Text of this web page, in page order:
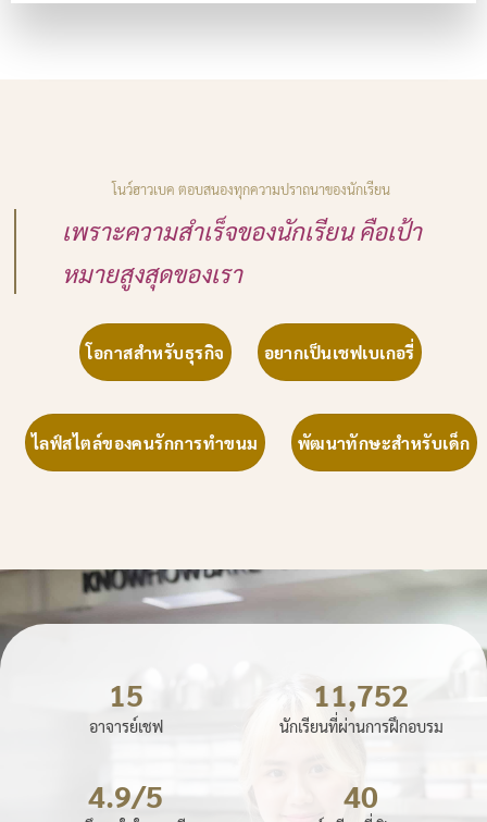
โนว์ฮาวเบค ตอบสนองทุกความปราถนาของนักเรียน
เพราะความสำเร็จของนักเรียน คือเป้า
หมายสูงสุดของเรา
โอกาสสำหรับธุรกิจ อยากเป็นเชฟเบเกอรี่
ไลฟ์สไตล์ของคนรักการทำขนม พัฒนาทักษะสำหรับเด็ก
15
อาจารย์เชฟ
11,752
นักเรียนที่ผ่านการฝึกอบรม
4.9/5 40